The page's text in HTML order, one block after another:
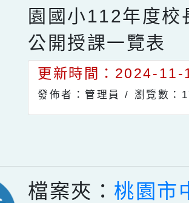
園國小112年度校
公開授課一覽表
更新時間：2024-
發佈者：管理員 / 瀏覽數：
檔案夾： 桃園市